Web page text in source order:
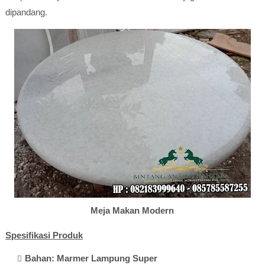
dipandang.
Meja Makan Modern
Spesifikasi Produk
Bahan: Marmer Lampung Super